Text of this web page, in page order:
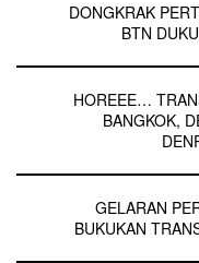
DONGKRAK
BTN
HOREEE…
BANGKOK,
GELARAN
BUKUKAN